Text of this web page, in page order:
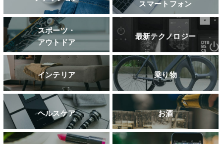
スマートフォン
スポーツ・
アウトドア
最新テクノロジー
インテリア 乗り物
ヘルスケア お酒